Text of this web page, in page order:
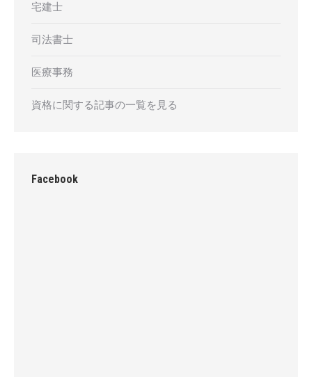
宅建士
司法書士
医療事務
資格に関する記事の一覧を見る
Facebook